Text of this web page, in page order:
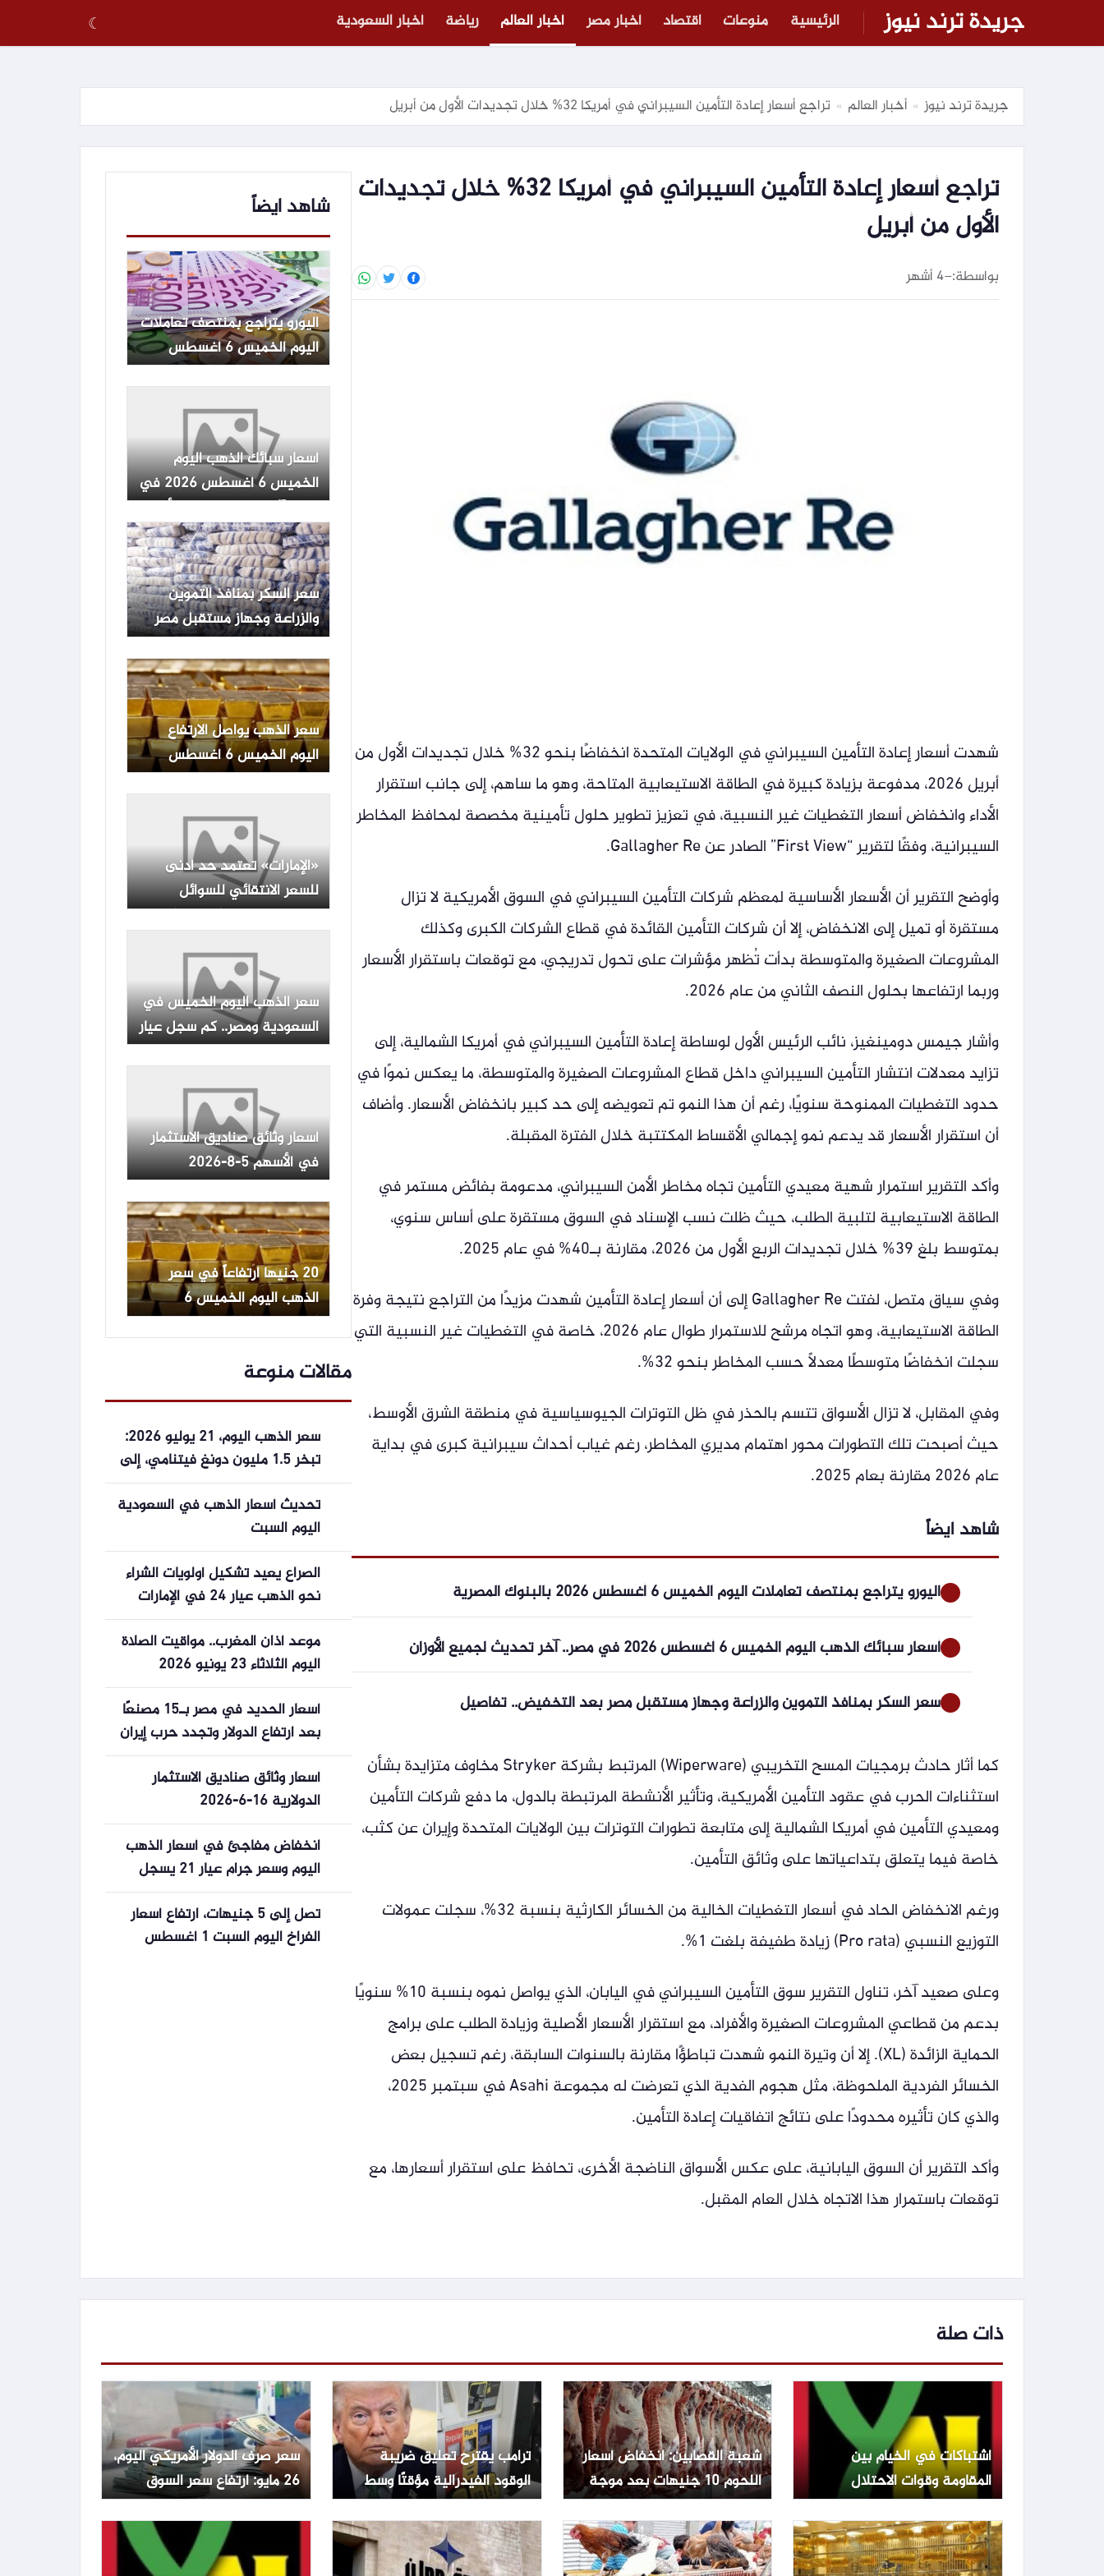
جريدة ترند نيوز الرئيسية منوعات اقتصاد أخبار مصر أخبار العالم رياضة أخبار السعودية ☾
جريدة ترند نيوز » أخبار العالم » تراجع أسعار إعادة التأمين السيبراني في أمريكا 32% خلال تجديدات الأول من أبريل
تراجع أسعار إعادة التأمين السيبراني في أمريكا 32% خلال تجديدات
الأول من أبريل
بواسطة:–4 أشهر
شهدت أسعار إعادة التأمين السيبراني في الولايات المتحدة انخفاضًا بنحو 32% خلال تجديدات الأول من
أبريل 2026، مدفوعة بزيادة كبيرة في الطاقة الاستيعابية المتاحة، وهو ما ساهم، إلى جانب استقرار
الأداء وانخفاض أسعار التغطيات غير النسبية، في تعزيز تطوير حلول تأمينية مخصصة لمحافظ المخاطر
السيبرانية، وفقًا لتقرير “First View” الصادر عن Gallagher Re.
وأوضح التقرير أن الأسعار الأساسية لمعظم شركات التأمين السيبراني في السوق الأمريكية لا تزال
مستقرة أو تميل إلى الانخفاض، إلا أن شركات التأمين القائدة في قطاع الشركات الكبرى وكذلك
المشروعات الصغيرة والمتوسطة بدأت تُظهر مؤشرات على تحول تدريجي، مع توقعات باستقرار الأسعار
وربما ارتفاعها بحلول النصف الثاني من عام 2026.
وأشار جيمس دومينغيز، نائب الرئيس الأول لوساطة إعادة التأمين السيبراني في أمريكا الشمالية، إلى
تزايد معدلات انتشار التأمين السيبراني داخل قطاع المشروعات الصغيرة والمتوسطة، ما يعكس نموًا في
حدود التغطيات الممنوحة سنويًا، رغم أن هذا النمو تم تعويضه إلى حد كبير بانخفاض الأسعار. وأضاف
أن استقرار الأسعار قد يدعم نمو إجمالي الأقساط المكتتبة خلال الفترة المقبلة.
وأكد التقرير استمرار شهية معيدي التأمين تجاه مخاطر الأمن السيبراني، مدعومة بفائض مستمر في
الطاقة الاستيعابية لتلبية الطلب، حيث ظلت نسب الإسناد في السوق مستقرة على أساس سنوي،
بمتوسط بلغ 39% خلال تجديدات الربع الأول من 2026، مقارنة بـ40% في عام 2025.
وفي سياق متصل، لفتت Gallagher Re إلى أن أسعار إعادة التأمين شهدت مزيدًا من التراجع نتيجة وفرة
الطاقة الاستيعابية، وهو اتجاه مرشح للاستمرار طوال عام 2026، خاصة في التغطيات غير النسبية التي
سجلت انخفاضًا متوسطًا معدلًا حسب المخاطر بنحو 32%.
وفي المقابل، لا تزال الأسواق تتسم بالحذر في ظل التوترات الجيوسياسية في منطقة الشرق الأوسط،
حيث أصبحت تلك التطورات محور اهتمام مديري المخاطر، رغم غياب أحداث سيبرانية كبرى في بداية
عام 2026 مقارنة بعام 2025.
شاهد ايضاً
اليورو يتراجع بمنتصف تعاملات اليوم الخميس 6 أغسطس 2026 بالبنوك المصرية
أسعار سبائك الذهب اليوم الخميس 6 أغسطس 2026 في مصر.. آخر تحديث لجميع الأوزان
سعر السكر بمنافذ التموين والزراعة وجهاز مستقبل مصر بعد التخفيض.. تفاصيل
كما أثار حادث برمجيات المسح التخريبي (Wiperware) المرتبط بشركة Stryker مخاوف متزايدة بشأن
استثناءات الحرب في عقود التأمين الأمريكية، وتأثير الأنشطة المرتبطة بالدول، ما دفع شركات التأمين
ومعيدي التأمين في أمريكا الشمالية إلى متابعة تطورات التوترات بين الولايات المتحدة وإيران عن كثب،
خاصة فيما يتعلق بتداعياتها على وثائق التأمين.
ورغم الانخفاض الحاد في أسعار التغطيات الخالية من الخسائر الكارثية بنسبة 32%، سجلت عمولات
التوزيع النسبي (Pro rata) زيادة طفيفة بلغت 1%.
وعلى صعيد آخر، تناول التقرير سوق التأمين السيبراني في اليابان، الذي يواصل نموه بنسبة 10% سنويًا
بدعم من قطاعي المشروعات الصغيرة والأفراد، مع استقرار الأسعار الأصلية وزيادة الطلب على برامج
الحماية الزائدة (XL). إلا أن وتيرة النمو شهدت تباطؤًا مقارنة بالسنوات السابقة، رغم تسجيل بعض
الخسائر الفردية الملحوظة، مثل هجوم الفدية الذي تعرضت له مجموعة Asahi في سبتمبر 2025،
والذي كان تأثيره محدودًا على نتائج اتفاقيات إعادة التأمين.
وأكد التقرير أن السوق اليابانية، على عكس الأسواق الناضجة الأخرى، تحافظ على استقرار أسعارها، مع
توقعات باستمرار هذا الاتجاه خلال العام المقبل.
شاهد ايضاً
اليورو يتراجع بمنتصف تعاملات
اليوم الخميس 6 أغسطس
2026 بالبنوك المصرية
أسعار سبائك الذهب اليوم
الخميس 6 أغسطس 2026 في
مصر.. آخر تحديث لجميع الأوزان
سعر السكر بمنافذ التموين
والزراعة وجهاز مستقبل مصر
بعد التخفيض.. تفاصيل
سعر الذهب يواصل الارتفاع
اليوم الخميس 6 أغسطس
2026.. بكم سعر عيار 21؟
«الإمارات» تعتمد حد أدنى
للسعر الانتقائي للسوائل
المستخدمة في أجهزة وأدوات
سعر الذهب اليوم الخميس في
السعودية ومصر.. كم سجل عيار
21؟
أسعار وثائق صناديق الاستثمار
في الأسهم 5-8-2026
20 جنيها ارتفاعاً في سعر
الذهب اليوم الخميس 6
أغسطس 2026
مقالات منوعة
سعر الذهب اليوم، 21 يوليو 2026:
تبخر 1.5 مليون دونغ فيتنامي، إلى
أي مدى سينخفض ​​سعر الذهب في
بورصة سان خوسيه؟
تحديث أسعار الذهب في السعودية
اليوم السبت
الصراع يعيد تشكيل أولويات الشراء
نحو الذهب عيار 24 في الإمارات
موعد أذان المغرب.. مواقيت الصلاة
اليوم الثلاثاء 23 يونيو 2026
أسعار الحديد في مصر بـ15 مصنعًا
بعد ارتفاع الدولار وتجدد حرب إيران
-جريدة المال
أسعار وثائق صناديق الاستثمار
الدولارية 16-6-2026
انخفاض مفاجئ في أسعار الذهب
اليوم وسعر جرام عيار 21 يسجل
مفاجأة
تصل إلى 5 جنيهات، ارتفاع أسعار
الفراخ اليوم السبت 1 أغسطس
ذات صلة
اشتباكات في الخيام بين
المقاومة وقوات الاحتلال
شعبة القصابين: انخفاض أسعار
اللحوم 10 جنيهات بعد موجة
ارتفاع
ترامب يقترح تعليق ضريبة
الوقود الفيدرالية مؤقتًا وسط
ضغوط أسعار الطاقة
سعر صرف الدولار الأمريكي اليوم،
26 مايو: ارتفاع سعر السوق
السوداء بمقدار 20 دونغ،
وانخفاض حاد في سعر صرف
الدولار الأمريكي عالمياً.